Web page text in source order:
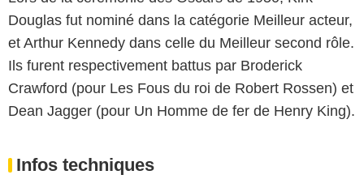
Douglas fut nominé dans la catégorie Meilleur acteur,
et Arthur Kennedy dans celle du Meilleur second rôle.
Ils furent respectivement battus par Broderick
Crawford (pour Les Fous du roi de Robert Rossen) et
Dean Jagger (pour Un Homme de fer de Henry King).
Infos techniques